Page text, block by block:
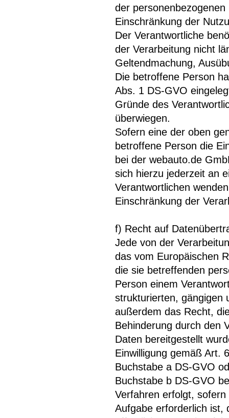
der
Einschränkung der
Der Verantwortliche
der Verarbeitung nicht
Geltendmachung,
Die betroffene Person
Abs. 1 DS-GVO
Gründe des
überwiegen.
Sofern eine der oben
betroffene Person die
bei der webauto.de
sich hierzu jederzeit an
Verantwortlichen
Einschränkung der
f) Recht auf
Jede von der
das vom Europäischen
die sie betreffenden
Person einem
strukturierten, gängigen
außerdem das Recht,
Behinderung durch den
Daten bereitgestellt
Einwilligung gemäß Art.
Buchstabe a DS-GVO
Buchstabe b DS-GVO
Verfahren erfolgt,
Aufgabe erforderlich ist,